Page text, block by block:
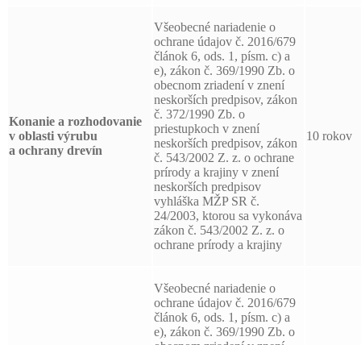
Konanie a rozhodovanie
v oblasti výrubu
a ochrany drevín
Všeobecné nariadenie o
ochrane údajov č. 2016/679
článok 6, ods. 1, písm. c) a
e), zákon č. 369/1990 Zb. o
obecnom zriadení v znení
neskorších predpisov, zákon
č. 372/1990 Zb. o
priestupkoch v znení
neskorších predpisov, zákon
č. 543/2002 Z. z. o ochrane
prírody a krajiny v znení
neskorších predpisov
vyhláška MŽP SR č.
24/2003, ktorou sa vykonáva
zákon č. 543/2002 Z. z. o
ochrane prírody a krajiny
10 rokov
Všeobecné nariadenie o
ochrane údajov č. 2016/679
článok 6, ods. 1, písm. c) a
e), zákon č. 369/1990 Zb. o